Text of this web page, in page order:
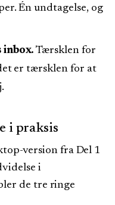
Én undtagelse, og
Tærsklen for
er tærsklen for at
i praksis
version fra Del 1
i
de tre ringe